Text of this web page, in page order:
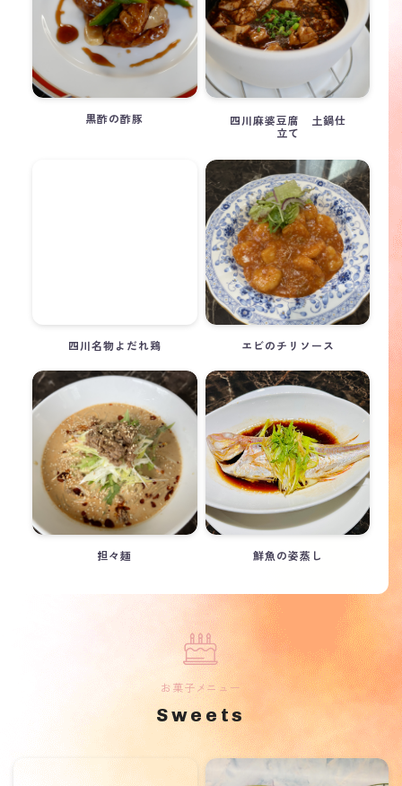
黒酢の酢豚
四川麻婆豆腐 土鍋仕
立て
四川名物よだれ鶏 エビのチリソース
担々麺 鮮魚の姿蒸し
お菓子メニュー
Sweets